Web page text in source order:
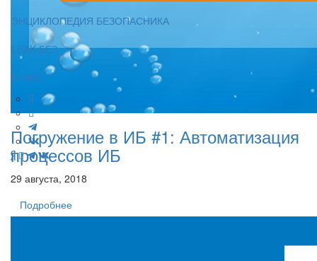
ЭНЦИКЛОПЕДИЯ БЕЗОПАСНИКА
LEAK-БЕЗ
О НАС
Погружение в ИБ #1: Автоматизация
процессов ИБ
29 августа, 2018
Подробнее